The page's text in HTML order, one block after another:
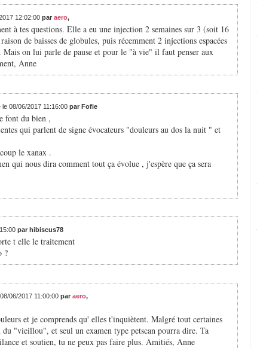
12:02:00 par aero,
à tes questions. Elle a eu une injection 2 semaines sur 3 (soit 16
de baisses de globules, puis récemment 2 injections espacées
Mais on lui parle de pause et pour le "à vie" il faut penser aux
Anne
08/06/2017 11:16:00 par Fofie
font du bien ,
qui parlent de signe évocateurs "douleurs au dos la nuit " et
le xanax .
qui nous dira comment tout ça évolue , j'espère que ça sera
par hibiscus78
t elle le traitement
?
06/2017 11:00:00 par aero,
et je comprends qu' elles t'inquiètent. Malgré tout certaines
"vieillou", et seul un examen type petscan pourra dire. Ta
et soutien, tu ne peux pas faire plus. Amitiés, Anne